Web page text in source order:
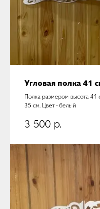
Угловая полка 41
Полка размером высота
35 см. Цвет - белый
3 500 р.